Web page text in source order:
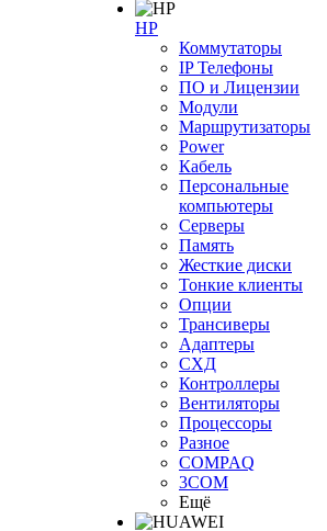
HP
Коммутаторы
IP Телефоны
ПО и Лицензии
Модули
Маршрутизаторы
Power
Кабель
Персональные
компьютеры
Серверы
Память
Жесткие диски
Тонкие клиенты
Опции
Трансиверы
Адаптеры
СХД
Контроллеры
Вентиляторы
Процессоры
Разное
COMPAQ
3COM
Ещё